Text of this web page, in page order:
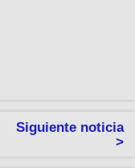
Siguiente noticia
>